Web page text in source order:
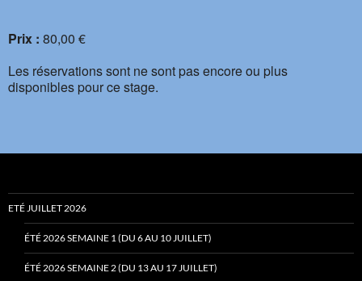
Prix : 80,00 €
Les réservations sont ne sont pas encore ou plus
disponibles pour ce stage.
ETÉ JUILLET 2026
ÉTÉ 2026 SEMAINE 1 (DU 6 AU 10 JUILLET)
ÉTÉ 2026 SEMAINE 2 (DU 13 AU 17 JUILLET)